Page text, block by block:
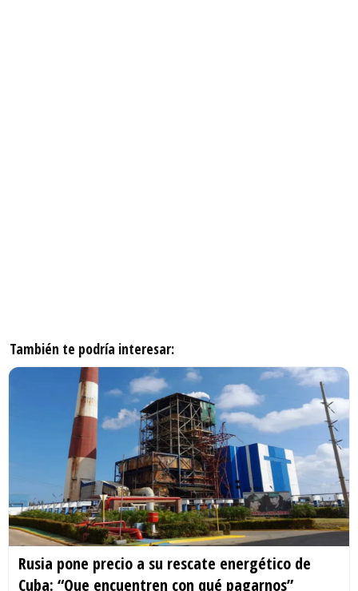
También te podría interesar:
Rusia pone precio a su rescate energético de
Cuba: “Que encuentren con qué pagarnos”